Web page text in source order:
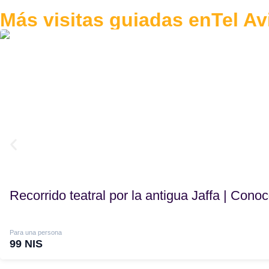
Recorrido por la historia del
Recorrido por la colonia
Más visitas guiadas enTel
Recorrido teatral por la antigua Jaffa |
Para una persona
99 NIS